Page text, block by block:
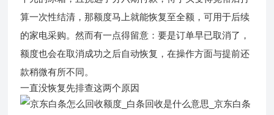
算一次性结清，那额度马上就能恢复至全额，可用于后续
的家电采购。然而有一点得留意：要是订单早已取消了，
额度也会在取消成功之后自动恢复，在操作方面与提前还
款稍微有所不同。
一直没恢复先排查这两个原因